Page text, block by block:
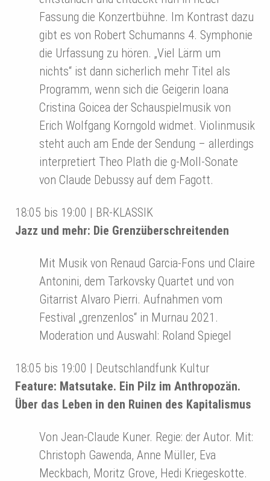
Fassung die Konzertbühne. Im Kontrast dazu
gibt es von Robert Schumanns 4. Symphonie
die Urfassung zu hören. „Viel Lärm um
nichts“ ist dann sicherlich mehr Titel als
Programm, wenn sich die Geigerin Ioana
Cristina Goicea der Schauspielmusik von
Erich Wolfgang Korngold widmet. Violinmusik
steht auch am Ende der Sendung – allerdings
interpretiert Theo Plath die g-Moll-Sonate
von Claude Debussy auf dem Fagott.
18:05 bis 19:00 | BR-KLASSIK
Jazz und mehr: Die Grenzüberschreitenden
Mit Musik von Renaud Garcia-Fons und Claire
Antonini, dem Tarkovsky Quartet und von
Gitarrist Alvaro Pierri. Aufnahmen vom
Festival „grenzenlos“ in Murnau 2021.
Moderation und Auswahl: Roland Spiegel
18:05 bis 19:00 | Deutschlandfunk Kultur
Feature: Matsutake. Ein Pilz im Anthropozän.
Über das Leben in den Ruinen des Kapitalismus
Von Jean-Claude Kuner. Regie: der Autor. Mit:
Christoph Gawenda, Anne Müller, Eva
Meckbach, Moritz Grove, Hedi Kriegeskotte.